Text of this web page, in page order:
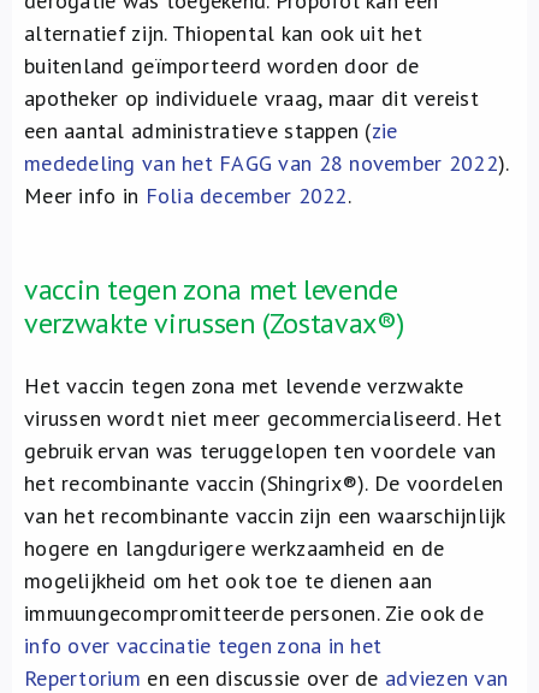
alternatief zijn. Thiopental kan ook uit het
buitenland geïmporteerd worden door de
apotheker op individuele vraag, maar dit vereist
een aantal administratieve stappen (zie
mededeling van het FAGG van 28 november 2022).
Meer info in Folia december 2022.
vaccin tegen zona met levende
verzwakte virussen (Zostavax®)
Het vaccin tegen zona met levende verzwakte
virussen wordt niet meer gecommercialiseerd. Het
gebruik ervan was teruggelopen ten voordele van
het recombinante vaccin (Shingrix®). De voordelen
van het recombinante vaccin zijn een waarschijnlijk
hogere en langdurigere werkzaamheid en de
mogelijkheid om het ook toe te dienen aan
immuungecompromitteerde personen. Zie ook de
info over vaccinatie tegen zona in het
Repertorium en een discussie over de adviezen van